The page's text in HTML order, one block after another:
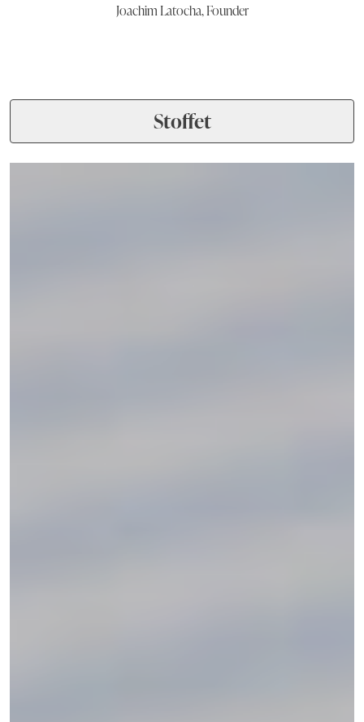
Joachim Latocha, Founder
Stoffet